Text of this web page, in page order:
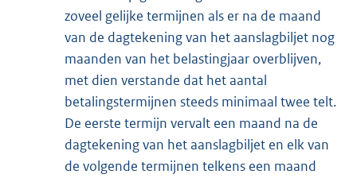
zoveel gelijke termijnen als er na de maand
van de dagtekening van het aanslagbiljet nog
maanden van het belastingjaar overblijven,
met dien verstande dat het aantal
betalingstermijnen steeds minimaal twee telt.
De eerste termijn vervalt een maand na de
dagtekening van het aanslagbiljet en elk van
de volgende termijnen telkens een maand